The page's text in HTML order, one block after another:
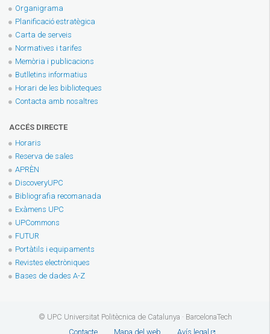
Organigrama
Planificació estratègica
Carta de serveis
Normatives i tarifes
Memòria i publicacions
Butlletins informatius
Horari de les biblioteques
Contacta amb nosaltres
ACCÉS DIRECTE
Horaris
Reserva de sales
APRÈN
DiscoveryUPC
Bibliografia recomanada
Exàmens UPC
UPCommons
FUTUR
Portàtils i equipaments
Revistes electròniques
Bases de dades A-Z
© UPC Universitat Politècnica de Catalunya · BarcelonaTech
Contacte
Mapa del web Avís legal